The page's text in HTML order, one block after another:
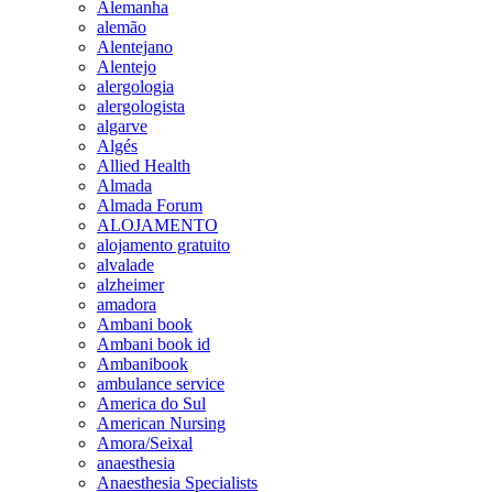
Alemanha
alemão
Alentejano
Alentejo
alergologia
alergologista
algarve
Algés
Allied Health
Almada
Almada Forum
ALOJAMENTO
alojamento gratuito
alvalade
alzheimer
amadora
Ambani book
Ambani book id
Ambanibook
ambulance service
America do Sul
American Nursing
Amora/Seixal
anaesthesia
Anaesthesia Specialists